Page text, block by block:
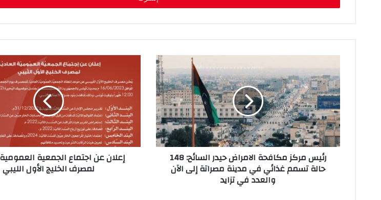
ب
د
إ
ل
ك
ت
ر
و
ن
رئيس مركز مكافحة الامراض حيدر السائح: 148
حالة تسمم غذائي في مدينة مصراتة إلى الآن
والعدد في تزايد
إعلان عن اجتماع الجمعية
لمصرف الخليج الأول الليبي